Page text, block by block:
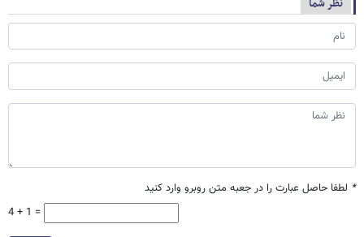
نظر شما
* لطفا حاصل عبارت را در جعبه متن روبرو وارد کنید
4 + 1 =